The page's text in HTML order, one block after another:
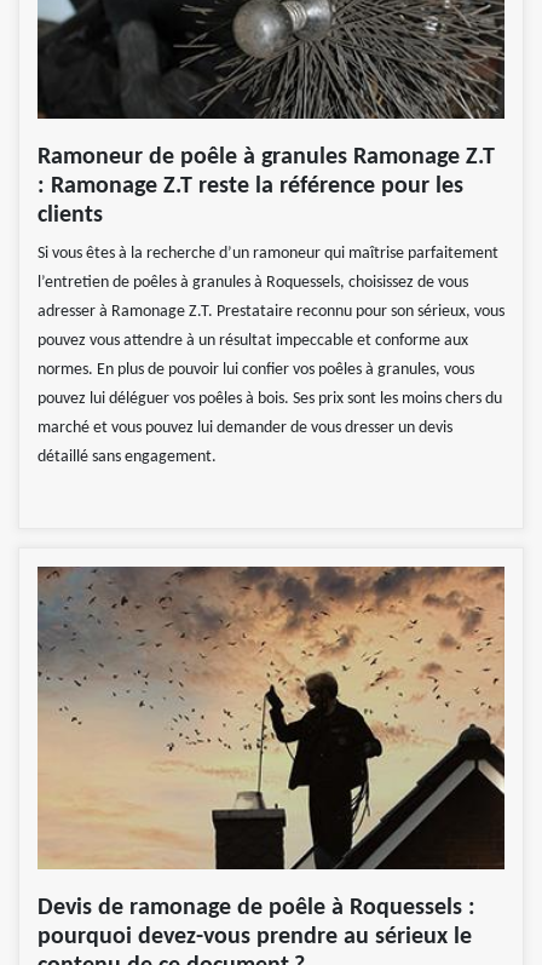
Ramoneur de poêle à granules Ramonage Z.T
: Ramonage Z.T reste la référence pour les
clients
Si vous êtes à la recherche d’un ramoneur qui maîtrise parfaitement
l’entretien de poêles à granules à Roquessels, choisissez de vous
adresser à Ramonage Z.T. Prestataire reconnu pour son sérieux, vous
pouvez vous attendre à un résultat impeccable et conforme aux
normes. En plus de pouvoir lui confier vos poêles à granules, vous
pouvez lui déléguer vos poêles à bois. Ses prix sont les moins chers du
marché et vous pouvez lui demander de vous dresser un devis
détaillé sans engagement.
Devis de ramonage de poêle à Roquessels :
pourquoi devez-vous prendre au sérieux le